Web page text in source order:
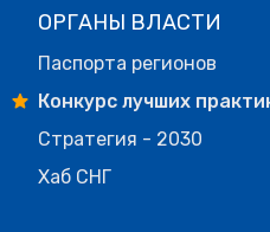
ОРГАНЫ ВЛАСТИ
Паспорта регионов
Конкурс лучших
Стратегия - 2030
Хаб СНГ